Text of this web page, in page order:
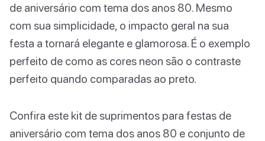
de aniversário com tema dos anos 80. Mesmo
com sua simplicidade, o impacto geral na sua
festa a tornará elegante e glamorosa. É o exemplo
perfeito de como as cores neon são o contraste
perfeito quando comparadas ao preto.
Confira este kit de suprimentos para festas de
aniversário com tema dos anos 80 e conjunto de